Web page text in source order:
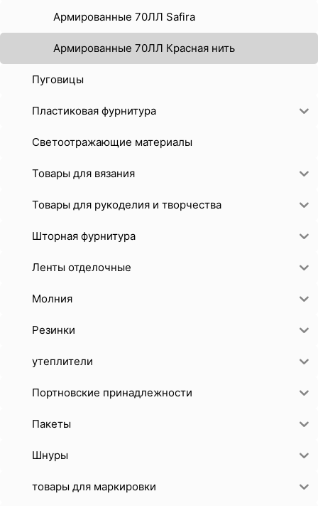
Армированные 70ЛЛ Safira
Армированные 70ЛЛ Красная нить
Пуговицы
Пластиковая фурнитура
Светоотражающие материалы
Товары для вязания
Товары для рукоделия и творчества
Шторная фурнитура
Ленты отделочные
Молния
Резинки
утеплители
Портновские принадлежности
Пакеты
Шнуры
товары для маркировки